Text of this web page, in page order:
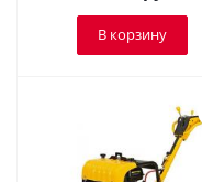
В корзину